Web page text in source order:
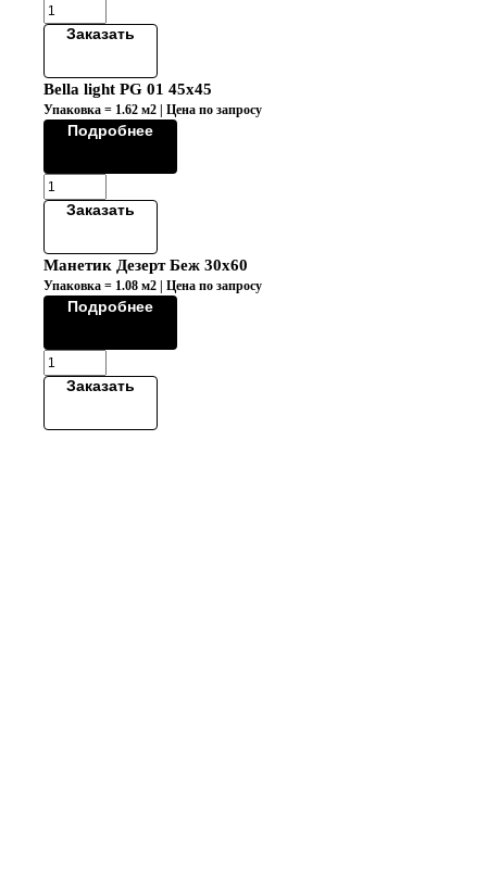
Заказать
Bella light PG 01 45х45
Упаковка = 1.62 м2 | Цена по запросу
Подробнее
Заказать
Манетик Дезерт Беж 30х60
Упаковка = 1.08 м2 | Цена по запросу
Подробнее
Заказать